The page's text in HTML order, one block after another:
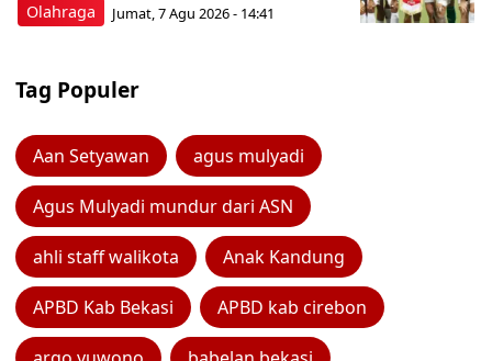
Olahraga Jumat, 7 Agu 2026 - 14:41
Tag Populer
Aan Setyawan agus mulyadi
Agus Mulyadi mundur dari ASN
ahli staff walikota Anak Kandung
APBD Kab Bekasi APBD kab cirebon